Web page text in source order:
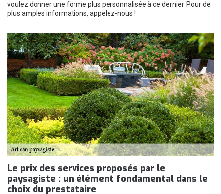
voulez donner une forme plus personnalisée à ce dernier. Pour de
plus amples informations, appelez-nous !
Le prix des services proposés par le
paysagiste : un élément fondamental dans le
choix du prestataire